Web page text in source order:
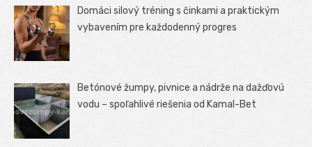
Domáci silový tréning s činkami a praktickým
vybavením pre každodenný progres
Betónové žumpy, pivnice a nádrže na dažďovú
vodu – spoľahlivé riešenia od Kamal-Bet